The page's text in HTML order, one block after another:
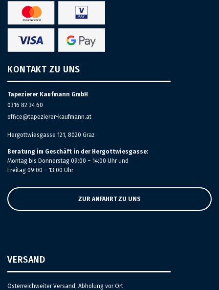
KONTAKT ZU UNS
Tapezierer Kaufmann GmbH
0316 82 34 60
office@tapezierer-kaufmann.at
Hergottwiesgasse 121, 8020 Graz
Beratung im Geschäft in der Hergottwiesgasse:
Montag bis Donnerstag 09:00 – 14:00 Uhr und
Freitag 09:00 – 13:00 Uhr
ZUR ANFAHRT ZU UNS
VERSAND
Österreichweiter Versand, Abholung vor Ort